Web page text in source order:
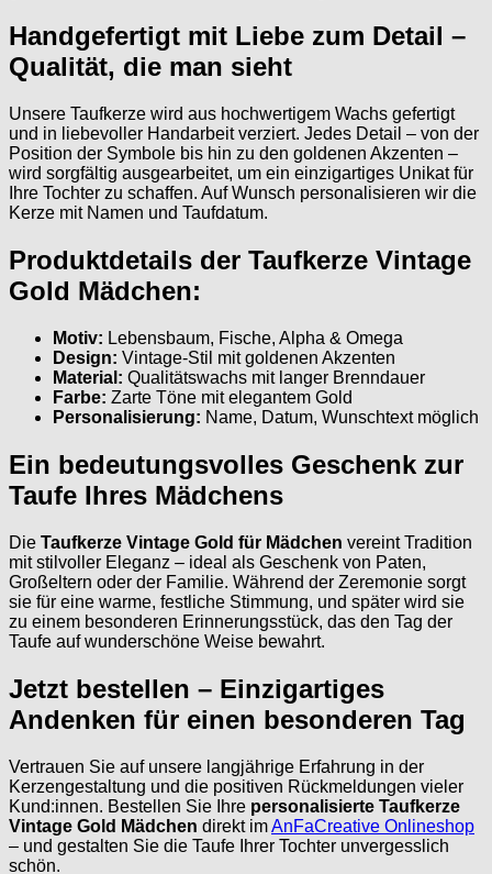
Handgefertigt mit Liebe zum Detail –
Qualität, die man sieht
Unsere Taufkerze wird aus hochwertigem Wachs gefertigt
und in liebevoller Handarbeit verziert. Jedes Detail – von der
Position der Symbole bis hin zu den goldenen Akzenten –
wird sorgfältig ausgearbeitet, um ein einzigartiges Unikat für
Ihre Tochter zu schaffen. Auf Wunsch personalisieren wir die
Kerze mit Namen und Taufdatum.
Produktdetails der Taufkerze Vintage
Gold Mädchen:
Motiv: Lebensbaum, Fische, Alpha & Omega
Design: Vintage-Stil mit goldenen Akzenten
Material: Qualitätswachs mit langer Brenndauer
Farbe: Zarte Töne mit elegantem Gold
Personalisierung: Name, Datum, Wunschtext möglich
Ein bedeutungsvolles Geschenk zur
Taufe Ihres Mädchens
Die Taufkerze Vintage Gold für Mädchen vereint Tradition
mit stilvoller Eleganz – ideal als Geschenk von Paten,
Großeltern oder der Familie. Während der Zeremonie sorgt
sie für eine warme, festliche Stimmung, und später wird sie
zu einem besonderen Erinnerungsstück, das den Tag der
Taufe auf wunderschöne Weise bewahrt.
Jetzt bestellen – Einzigartiges
Andenken für einen besonderen Tag
Vertrauen Sie auf unsere langjährige Erfahrung in der
Kerzengestaltung und die positiven Rückmeldungen vieler
Kund:innen. Bestellen Sie Ihre personalisierte Taufkerze
Vintage Gold Mädchen direkt imAnFaCreative Onlineshop
– und gestalten Sie die Taufe Ihrer Tochter unvergesslich
schön.